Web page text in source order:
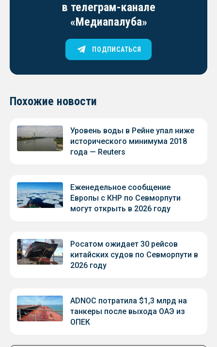
в телеграм-канале
«Медиапалуба»
ПОДПИСАТЬСЯ
Похожие новости
Уровень воды в Рейне упал ниже
исторического минимума 2018
года — Reuters
Еженедельное сообщение
Европы с КНР по Севморпути
могут открыть в 2026 году
Росатом ожидает 30 рейсов
китайских судов по Севморпути в
2026 году
ADNOC потратила $1,3 млрд на
танкеры после выхода ОАЭ из
ОПЕК